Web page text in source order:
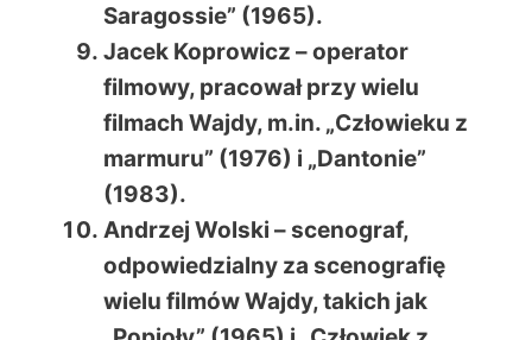
Saragossie” (1965).
Jacek Koprowicz – operator
filmowy, pracował przy wielu
filmach Wajdy, m.in. „Człowieku z
marmuru” (1976) i „Dantonie”
(1983).
Andrzej Wolski – scenograf,
odpowiedzialny za scenografię
wielu filmów Wajdy, takich jak